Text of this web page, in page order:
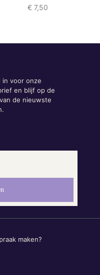
€7,50
in voor onze
en blijf op de
de nieuwste
maken?